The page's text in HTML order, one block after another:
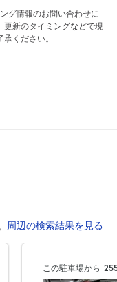
グ情報のお問い合わせに
更新のタイミングなどで現
ください。
周辺の検索結果を見る
この駐車場から